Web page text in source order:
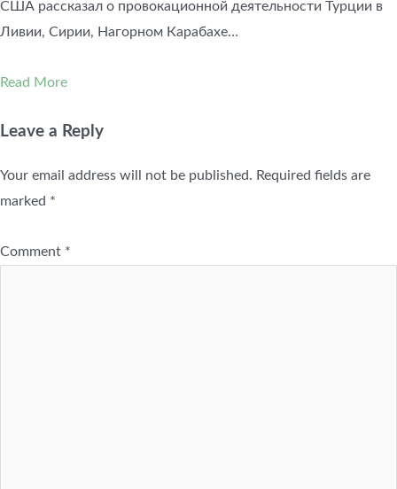
США рассказал о провокационной деятельности Турции в
Ливии, Сирии, Нагорном Карабахе…
Read More
Leave a Reply
Your email address will not be published. Required fields are
marked *
Comment *